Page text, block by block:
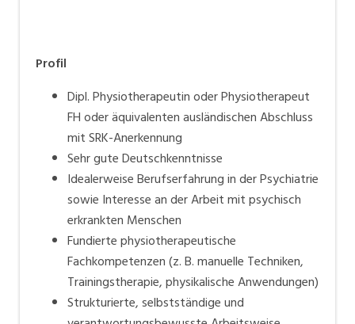
Profil
Dipl. Physiotherapeutin oder Physiotherapeut
FH oder äquivalenten ausländischen Abschluss
mit SRK-Anerkennung
Sehr gute Deutschkenntnisse
Idealerweise Berufserfahrung in der Psychiatrie
sowie Interesse an der Arbeit mit psychisch
erkrankten Menschen
Fundierte physiotherapeutische
Fachkompetenzen (z. B. manuelle Techniken,
Trainingstherapie, physikalische Anwendungen)
Strukturierte, selbstständige und